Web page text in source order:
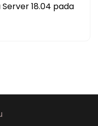
18.04 pada